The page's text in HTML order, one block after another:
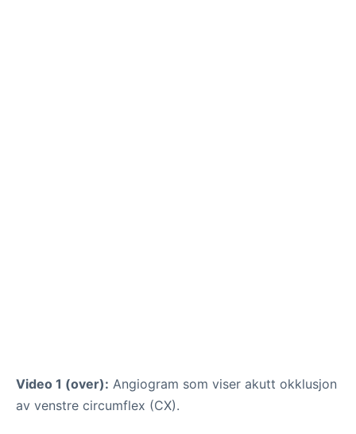
Video 1 (over): Angiogram som viser akutt okklusjon
av venstre circumflex (CX).